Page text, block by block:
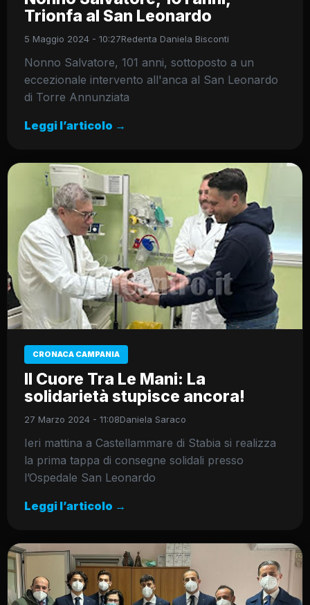
Trionfa al San Leonardo
5 Maggio 2024 - 10:27Redenta Daniela Bisconti
Nonno Salvatore, 101 anni, sottoposto a un
eccezionale intervento all'anca al San Leonardo
di Torre Annunziata
Leggi l’articolo →
CRONACA CAMPANIA
Il Cuore Tra Le Mani: La
solidarietà stupisce ancora!
27 Marzo 2024 - 11:08Daniela Saraco
Ieri mattina a Castellammare di Stabia si realizza
la prima tappa di consegne solidali presso
l’Ospedale San Leonardo
Leggi l’articolo →